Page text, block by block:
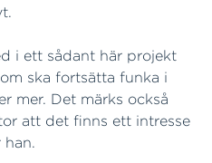
i ett sådant här projekt
ska fortsätta funka i
mer. Det märks också
att det finns ett intresse